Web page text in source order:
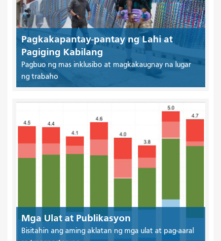
Pagkakapantay-pantay ng Lahi at
Pagiging Kabilang
Pagbuo ng mas inklusibo at magkakaugnay na lugar
ng trabaho
Mga Ulat at Publikasyon
Bisitahin ang aming aklatan ng mga ulat at pag-aaral